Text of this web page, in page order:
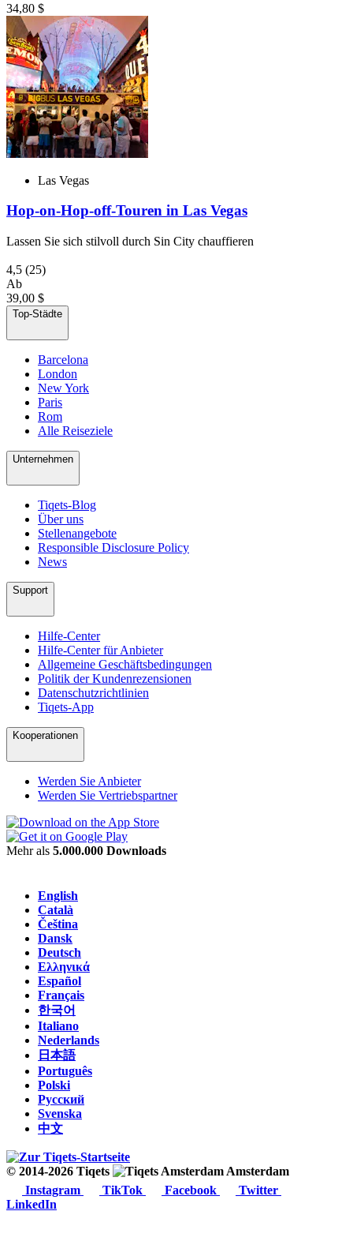
34,80 $
Las Vegas
Hop-on-Hop-off-Touren in Las Vegas
Lassen Sie sich stilvoll durch Sin City chauffieren
4,5 (25)
Ab
39,00 $
Top-Städte
Barcelona
London
New York
Paris
Rom
Alle Reiseziele
Unternehmen
Tiqets-Blog
Über uns
Stellenangebote
Responsible Disclosure Policy
News
Support
Hilfe-Center
Hilfe-Center für Anbieter
Allgemeine Geschäftsbedingungen
Politik der Kundenrezensionen
Datenschutzrichtlinien
Tiqets-App
Kooperationen
Werden Sie Anbieter
Werden Sie Vertriebspartner
Mehr als 5.000.000 Downloads
English
Català
Čeština
Dansk
Deutsch
Ελληνικά
Español
Français
한국어
Italiano
Nederlands
日本語
Português
Polski
Русский
Svenska
中文
© 2014-2026 Tiqets
Amsterdam
Instagram
TikTok Facebook
Twitter
LinkedIn